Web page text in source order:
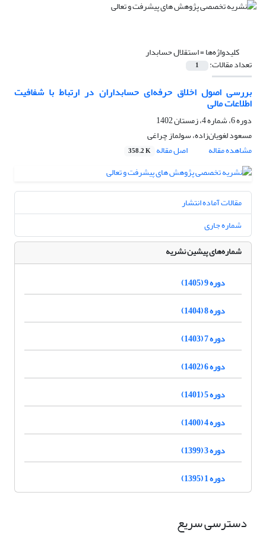
کلیدواژه‌ها =استقلال حسابدار
تعداد مقالات: 1
بررسی اصول اخلاق حرفه‌ای حسابداران در ارتباط با شفافیت
اطلاعات مالی
دوره 6، شماره 4، زمستان 1402
مسعود لغویان‌زاده، سولماز چراغی
مشاهده مقاله
اصل مقاله 358.2 K
مقالات آماده انتشار
شماره جاری
شماره‌های پیشین نشریه
دوره 9 (1405)
دوره 8 (1404)
دوره 7 (1403)
دوره 6 (1402)
دوره 5 (1401)
دوره 4 (1400)
دوره 3 (1399)
دوره 1 (1395)
دسترسی سریع